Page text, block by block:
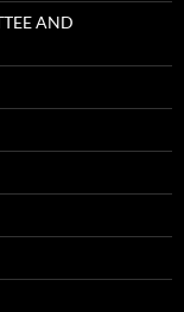
AND